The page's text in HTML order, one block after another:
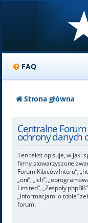
FAQ
Strona główna
Centralne
ochrony danych
Ten tekst opisuje, w jaki
firmy stowarzyszone
Forum Kibiców Interu”,
„oni”, „ich”,
Limited”, „Zespoły
„informacjami o tobie”
forum.